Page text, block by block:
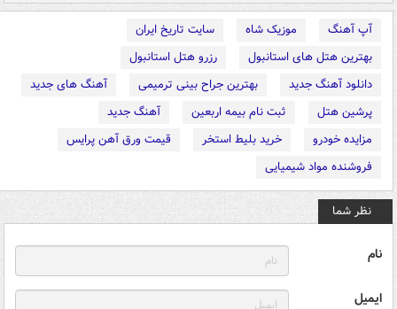
آپ آهنگ موزیک شاه
سایت تاریخ ایران
بهترین هتل های استانبول
رزرو هتل استانبول
دانلود آهنگ جدید
بهترین جراح بینی ترمیمی
آهنگ های جدید
پرشین هتل
ثبت نام بیمه اربعین
آهنگ جدید
مزایده خودرو
خرید بلیط استخر
قیمت ورق آهن پرایس
فروشنده مواد شیمیایی
نظر شما
نام
ایمیل